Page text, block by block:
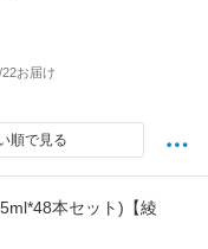
お届け
順で見る
本セット)【綾